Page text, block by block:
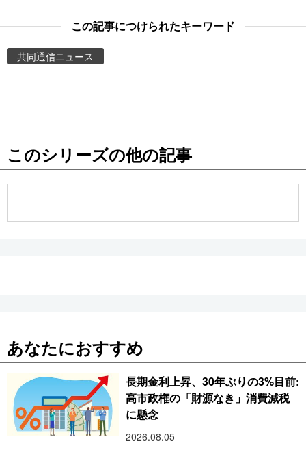
お知らせ
この記事につけられたキーワード
共同通信ニュース
このシリーズの他の記事
あなたにおすすめ
長期金利上昇、30年ぶりの3%目前:
高市政権の「財源なき」消費減税
に懸念
2026.08.05